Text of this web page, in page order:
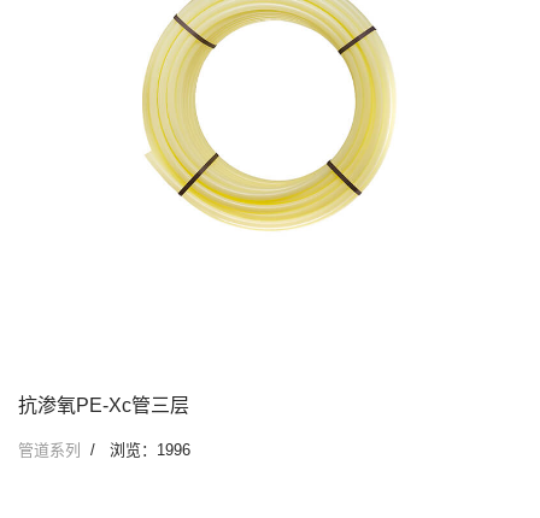
抗渗氧PE-Xc管三层
管道系列 浏览：1996